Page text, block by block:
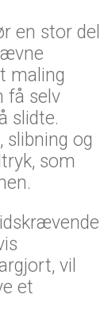
en stor del
maling
få selv
slidte.
slibning og
som
vil
et